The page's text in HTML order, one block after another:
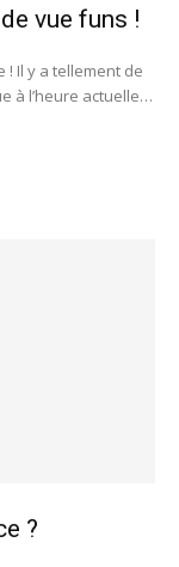
vue funs !
! Il y a tellement de
à l’heure actuelle…
?